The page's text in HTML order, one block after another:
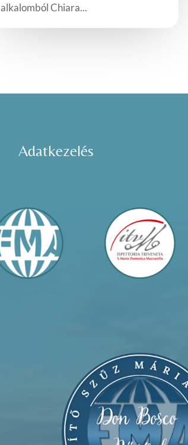
alkalomból Chiara...
Adatkezelés